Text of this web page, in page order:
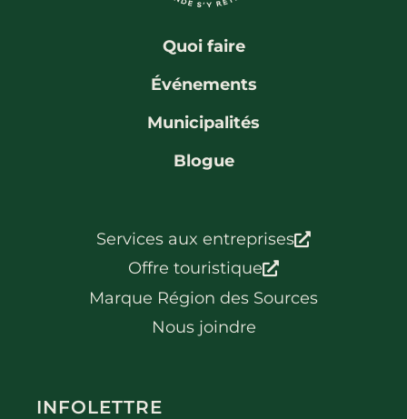
Quoi faire
Événements
Municipalités
Blogue
Services aux entreprises
Offre touristique
Marque Région des Sources
Nous joindre
INFOLETTRE